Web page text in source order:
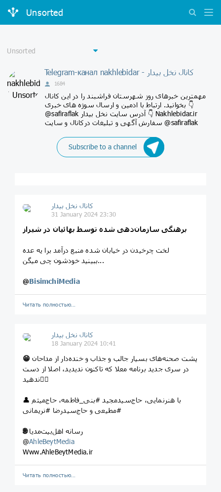
Unsorted
Telegram-канал nakhlebidar - کانال نخل بیدار
1684
مهمترین خبرهای روز شهرستان فراشبند را در این کانال
بخوانید. ارتباط با ادمین و ارسال سوژه های خبری 👇
@safiraflak آدرس سایت نخل بیدار 👇 Nakhlebidar.ir
سفارش آگهی و تبلیغات درکانال و سایت @safiraflak
Subscribe to a channel
کانال نخل بیدار
31 January 2024 23:30
برهنگی سازمان‌دهی شده توسط بهائیان در شیراز
لخت چرخیدن در خیابان شده منبع درآمد برا یه عده
ببینید خودشون چی میگن...
@BisimchiMedia
Читать полностью…
کانال نخل بیدار
18 January 2024 10:41
😁 پشت صحنه‌های بسیار جالب و جذاب و خنده‌دار از مداحان
در سری جدید برنامه معلا که تاکنون ندیدید، اصلا از دست
ندهید👌🏻
👤 با هنرنمایی، حاج‌سیدمجید #بنی_فاطمه، حاج‌میثم
#مطیعی و حاج‌سیدرضا #نریمانی
🌐 رسانه‌ اهل‌بیت‌مدیا
@AhleBeytMedia
Www.AhleBeytMedia.ir
Читать полностью…